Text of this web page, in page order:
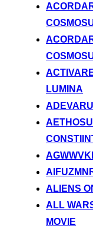
LUMINA
ALIENS
ALL
MOVIE